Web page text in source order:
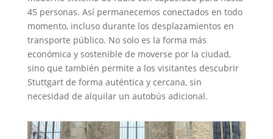
45 personas. Así permanecemos conectados en todo
momento, incluso durante los desplazamientos en
transporte público. No solo es la forma más
económica y sostenible de moverse por la ciudad,
sino que también permite a los visitantes descubrir
Stuttgart de forma auténtica y cercana, sin
necesidad de alquilar un autobús adicional.